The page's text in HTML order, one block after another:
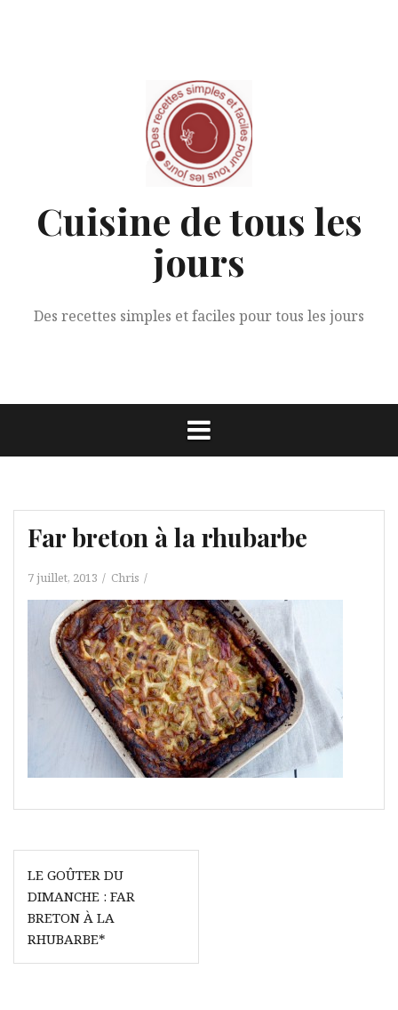
Cuisine de tous les
jours
Des recettes simples et faciles pour tous les jours
Far breton à la rhubarbe
7 juillet, 2013 Chris
Navigation
de
l’article
LE GOÛTER DU
DIMANCHE : FAR
BRETON À LA
RHUBARBE*